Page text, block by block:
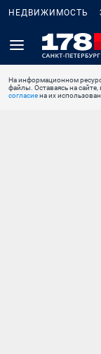
НЕДВИЖИМОСТЬ
На информационном
файлы. Оставаясь на
согласиена их